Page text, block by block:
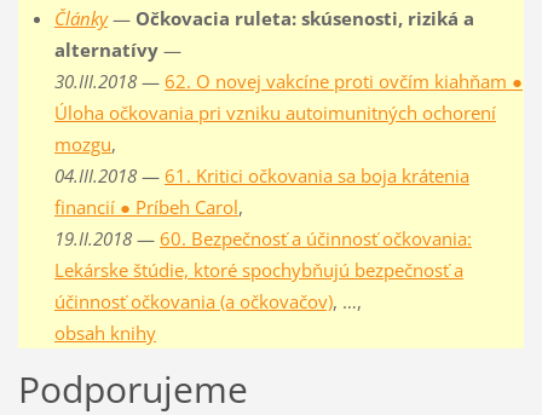
Články— Očkovacia ruleta: skúsenosti, riziká a
alternatívy—
30.III.2018— 62. O novej vakcíne proti ovčím kiahňam ●
Úloha očkovania pri vzniku autoimunitných ochorení
mozgu,
04.III.2018— 61. Kritici očkovania sa boja krátenia
financií ● Príbeh Carol,
19.II.2018— 60. Bezpečnosť a účinnosť očkovania:
Lekárske štúdie, ktoré spochybňujú bezpečnosť a
účinnosť očkovania (a očkovačov), …,
obsah knihy
Podporujeme